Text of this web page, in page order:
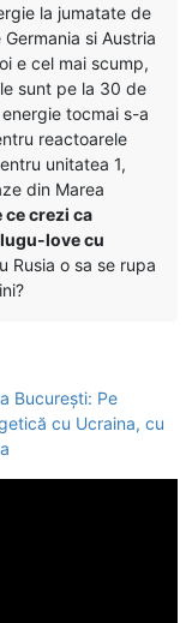
la jumatate de
si Austria
e cel mai scump,
sunt pe la 30 de
tocmai s-a
reactoarele
unitatea 1,
din Marea
ce crezi ca
love cu
Rusia o sa se rupa
București: Pe
cu Ucraina, cu